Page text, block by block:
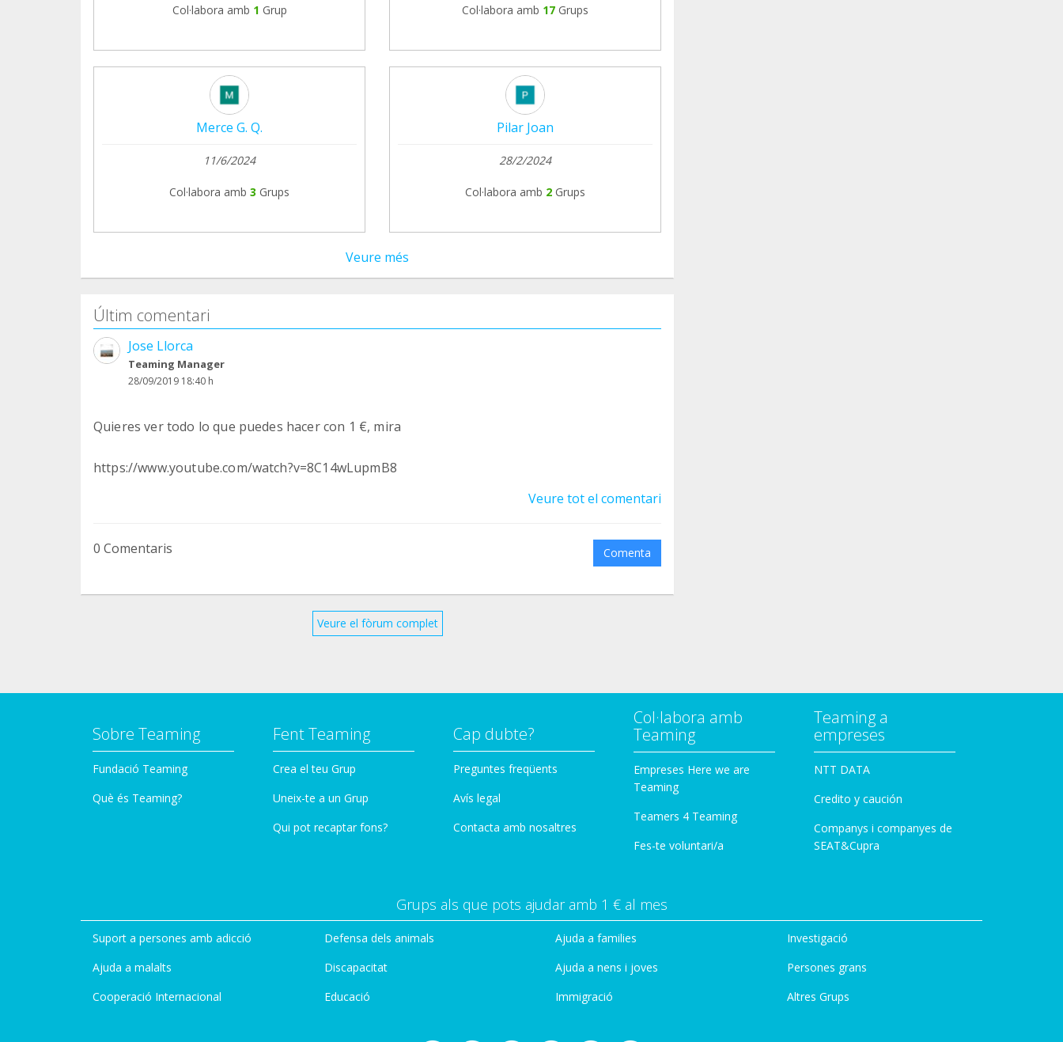
Col·labora amb 1 Grup Col·labora amb 17 Grups
Merce G. Q.
11/6/2024
Col·labora amb 3 Grups
Pilar Joan
28/2/2024
Col·labora amb 2 Grups
Veure més
Últim comentari
Jose Llorca
Teaming Manager
28/09/2019 18:40 h
Quieres ver todo lo que puedes hacer con 1 €, mira
https://www.youtube.com/watch?v=8C14wLupmB8
Veure tot el comentari
0 Comentaris Comenta
Veure el fòrum complet
Sobre Teaming
Fundació Teaming
Què és Teaming?
Fent Teaming
Crea el teu Grup
Uneix-te a un Grup
Qui pot recaptar fons?
Cap dubte?
Preguntes freqüents
Avís legal
Contacta amb nosaltres
Col·labora amb
Teaming
Empreses Here we are
Teaming
Teamers 4 Teaming
Fes-te voluntari/a
Teaming a
empreses
NTT DATA
Credito y caución
Companys i companyes de
SEAT&Cupra
Grups als que pots ajudar amb 1 € al mes
Suport a persones amb adicció
Ajuda a malalts
Cooperació Internacional
Defensa dels animals
Discapacitat
Educació
Ajuda a families
Ajuda a nens i joves
Immigració
Investigació
Persones grans
Altres Grups